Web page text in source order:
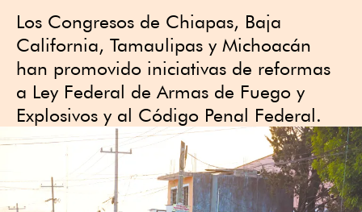
Los Congresos de Chiapas, Baja
California, Tamaulipas y Michoacán
han promovido iniciativas de reformas
a Ley Federal de Armas de Fuego y
Explosivos y al Código Penal Federal.